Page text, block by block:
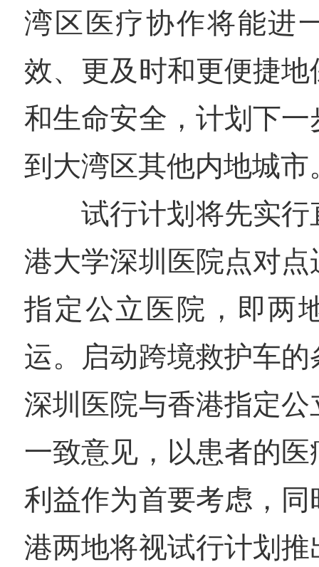
湾区医疗协作将能进
效、更及时和更便捷
和生命安全，计划下
到大湾区其他内地城市
试行计划将先实
港大学深圳医院点对
指定公立医院，即两
运。启动跨境救护车
深圳医院与香港指定
一致意见，以患者的
利益作为首要考虑，
港两地将视试行计划